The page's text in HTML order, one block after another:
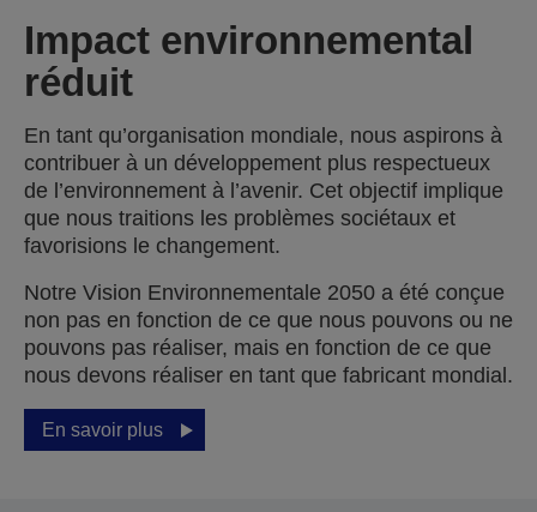
Impact environnemental
réduit
En tant qu’organisation mondiale, nous aspirons à
contribuer à un développement plus respectueux
de l’environnement à l’avenir. Cet objectif implique
que nous traitions les problèmes sociétaux et
favorisions le changement.
Notre Vision Environnementale 2050 a été conçue
non pas en fonction de ce que nous pouvons ou ne
pouvons pas réaliser, mais en fonction de ce que
nous devons réaliser en tant que fabricant mondial.
En savoir plus